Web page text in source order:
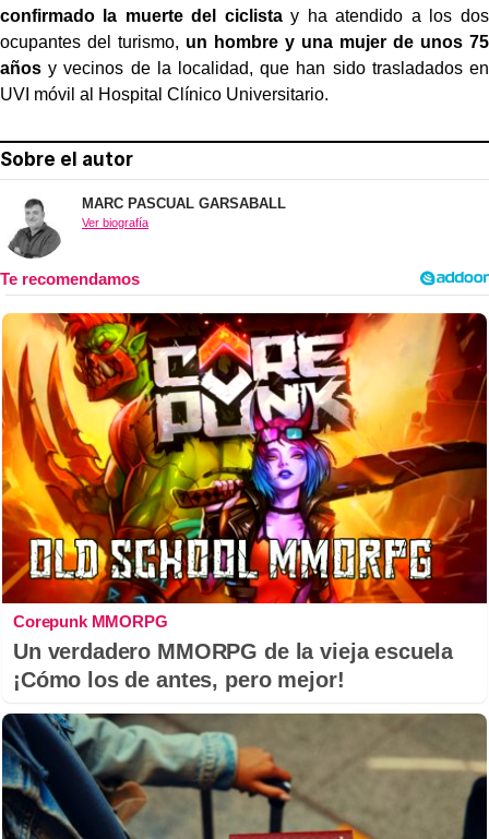
confirmado la muerte del ciclistay ha atendido a los dos
ocupantes del turismo, un hombre y una mujer de unos 75
años y vecinos de la localidad, que han sido trasladados en
UVI móvil al Hospital Clínico Universitario.
Sobre el autor
MARC PASCUAL GARSABALL
Ver biografía
Corepunk MMORPG
Un verdadero MMORPG de la vieja escuela
¡Cómo los de antes, pero mejor!